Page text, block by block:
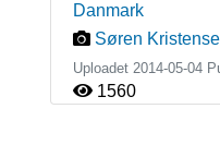
Danmark
Søren
Uploadet 2014-05-04
1560